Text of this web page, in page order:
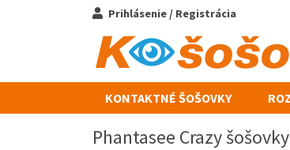
Prihlásenie / Registrácia
KONTAKTNÉ ŠOŠOVKY
Phantasee Crazy